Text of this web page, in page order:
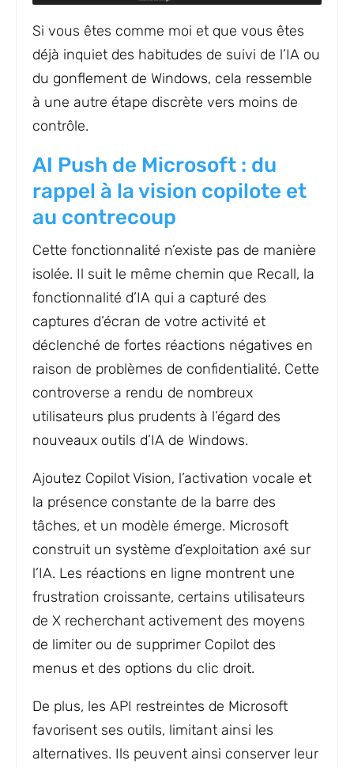
Si vous êtes comme moi et que vous êtes
déjà inquiet des habitudes de suivi de l’IA ou
du gonflement de Windows, cela ressemble
à une autre étape discrète vers moins de
contrôle.
AI Push de Microsoft : du
rappel à la vision copilote et
au contrecoup
Cette fonctionnalité n’existe pas de manière
isolée. Il suit le même chemin que Recall, la
fonctionnalité d’IA qui a capturé des
captures d’écran de votre activité et
déclenché de fortes réactions négatives en
raison de problèmes de confidentialité. Cette
controverse a rendu de nombreux
utilisateurs plus prudents à l’égard des
nouveaux outils d’IA de Windows.
Ajoutez Copilot Vision, l’activation vocale et
la présence constante de la barre des
tâches, et un modèle émerge. Microsoft
construit un système d’exploitation axé sur
l’IA. Les réactions en ligne montrent une
frustration croissante, certains utilisateurs
de X recherchant activement des moyens
de limiter ou de supprimer Copilot des
menus et des options du clic droit.
De plus, les API restreintes de Microsoft
favorisent ses outils, limitant ainsi les
alternatives. Ils peuvent ainsi conserver leur